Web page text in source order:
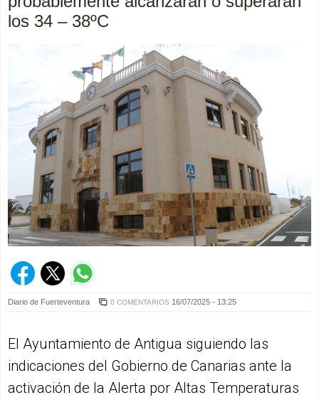
los 34 – 38ºC
Diario de Fuerteventura 0 COMENTARIOS 16/07/2025 - 13:25
El Ayuntamiento de Antigua siguiendo las
indicaciones del Gobierno de Canarias ante la
activación de la Alerta por Altas Temperaturas